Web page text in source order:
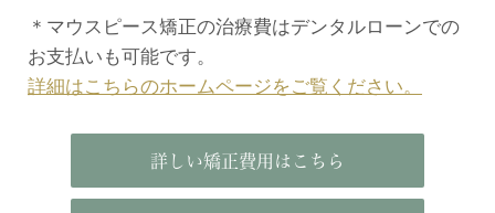
＊マウスピース矯正の治療費はデンタルローンでの
お支払いも可能です。
詳細はこちらのホームページをご覧ください。
詳しい矯正費用はこちら